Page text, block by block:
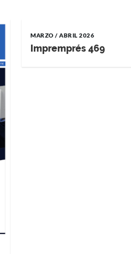
MARZO / ABRIL 2026
Impremprés 469